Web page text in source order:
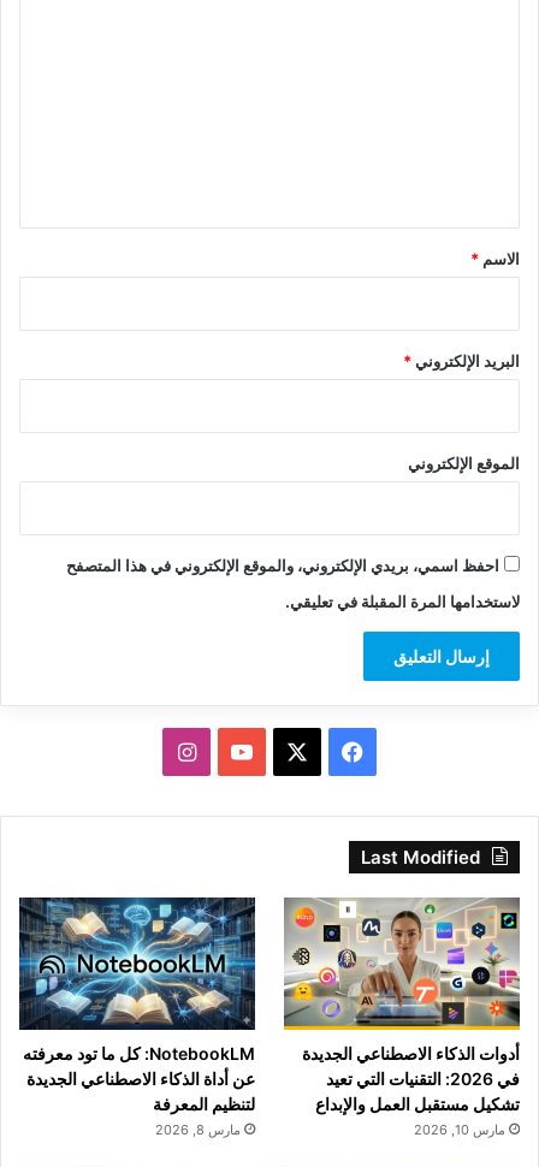
*
الاسم *
البريد الإلكتروني*
الموقع الإلكتروني
احفظ اسمي، بريدي الإلكتروني، والموقع الإلكتروني في هذا المتصفح
لاستخدامها المرة المقبلة في تعليقي.
فيسبوك ‫YouTubeانستقرام
Last Modified
أدوات الذكاء الاصطناعي الجديدة
في 2026: التقنيات التي تعيد
تشكيل مستقبل العمل والإبداع
مارس 10, 2026
NotebookLM: كل ما تود معرفته
عن أداة الذكاء الاصطناعي الجديدة
لتنظيم المعرفة
مارس 8, 2026